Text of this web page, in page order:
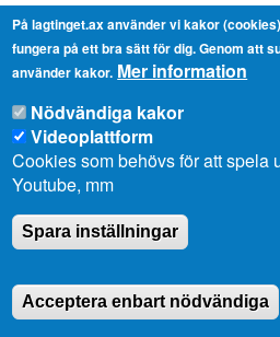
viktiga tycker jag
att vi får en
viktigt var och hur den är.
Det stöd som nu ges till
ungdomsverksamhet
ungdomsförbundet såsom
På lagtinget.ax använder vi kakor
fungera på ett bra sätt för dig. Genom att
använder kakor. Mer information
Nödvändiga kakor
Videoplattform
Cookies som behövs för att spela
Youtube, mm
Spara inställningar
Acceptera enbart nödvändiga